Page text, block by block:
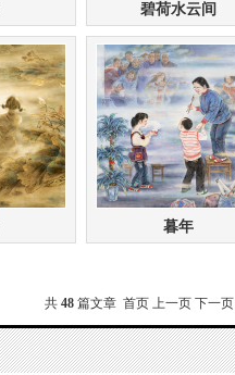
碧荷水云间
暮年
共 48篇文章 首页 上一页 下一页